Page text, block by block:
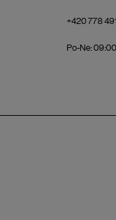
+420 778
Po-Ne: